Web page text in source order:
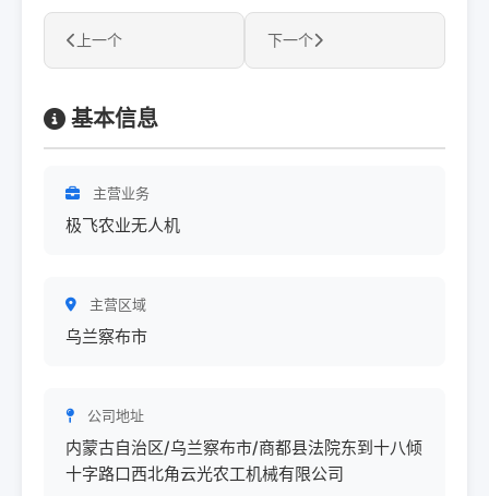
上一个 下一个
基本信息
主营业务
极飞农业无人机
主营区域
乌兰察布市
公司地址
内蒙古自治区/乌兰察布市/商都县法院东到十八倾
十字路口西北角云光农工机械有限公司